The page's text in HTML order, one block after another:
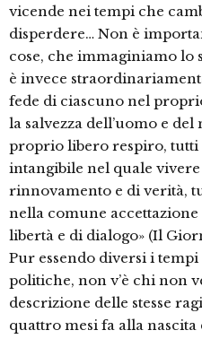
vicende nei tempi che
disperdere… Non è
cose, che immaginiamo lo
è invece
fede di ciascuno nel
la salvezza dell’uomo e
proprio libero respiro,
intangibile nel quale
rinnovamento e di verità,
nella comune
libertà e di dialogo» (Il
Pur essendo diversi i
politiche, non v’è chi non
descrizione delle stesse
quattro mesi fa alla